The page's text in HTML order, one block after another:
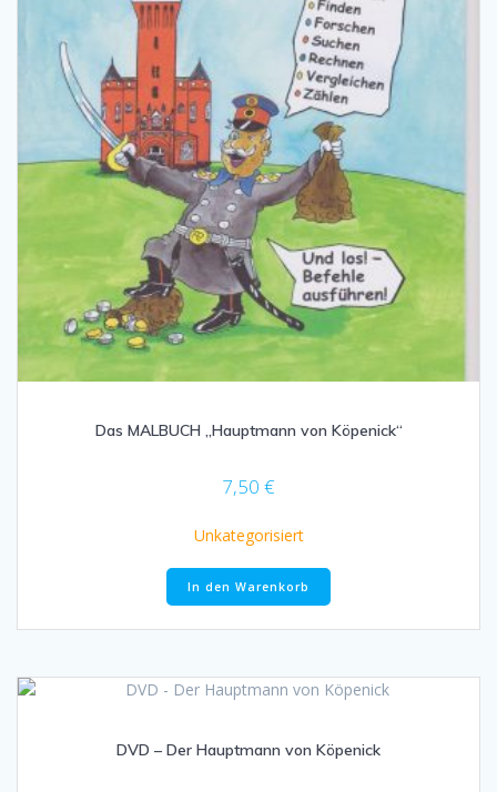
Das MALBUCH „Hauptmann von Köpenick“
7,50 €
Unkategorisiert
In den Warenkorb
DVD – Der Hauptmann von Köpenick